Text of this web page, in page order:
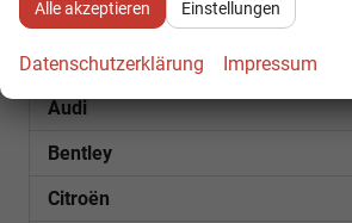
SOFORT VERFÜGBAR
Audi
Bentley
Citroën
Alle akzeptieren Einstellungen
Datenschutzerklärung Impressum